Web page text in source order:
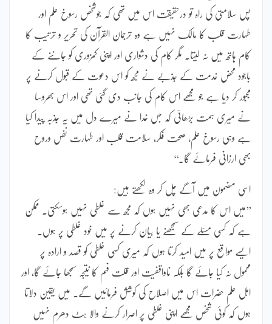
پس سلامتی کی راہ تو درحقیقت اس میں تھی کہ جوشخص رسوخ علم اور
طہارت قلب کا مالک نہیں ہے وہ ترجمان القرآن کی تحریر و ترتیب کا
کام ہاتھ میں نہ لیتا۔ مگر کام کی دشواری اور اپنی کمزوری کو جاننے کے
باجود محض خدمت کے جذبے نے مجھ کو اس دعوت کے قبول کرنے پر
مجبور کر دیا ہے جو مجھے اس کام کی جانب دی گئی تھی اور اس بھروسا
نے میری ہمت بڑھائی کہ جس خدا نے میرے دل میں یہ جذبہ پیدا کیا
ہے وہی رسوخ علم، صحت فکر، سلامت قلب اور طہارت نفس وروح
بھی ارزانی فرمائے گا۔‘‘
اسی مضمون میں آگے چل کر وہ لکھتے ہیں:
’’میں اس کا مدعی بھی نہیں ہوں کہ مجھ سے غلطی نہیں ہوسکتی۔ ممکن
ہے کہ کسی مسئلے کے سمجھنے یا بیان کرنے پر میں خود غلطی پر ہوں۔
ایسے مواقع پر میں امید کرتا ہوں کہ میری کسی غلطی کو قصد و ارادہ پر
محمول نہ کیا جائے گا بلکہ ناواقفیت اور قلت فہم کا نتیجہ سمجھا جائے گا، اور
اہل علم حضرات اس میں اصلاح کی کوشش فرمائیں گے۔ میں یقین دلاتا
ہوں کہ کوئی شخص مجھے اپنی غلطی پر اصرار کرنے والا ہٹ دھرم نہیں